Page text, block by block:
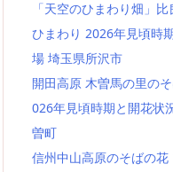
「天空のひまわり畑」
ひまわり 2026年見頃時
場 埼玉県所沢市
開田高原 木曽馬の里の
026年見頃時期と開花状
曽町
信州中山高原のそばの